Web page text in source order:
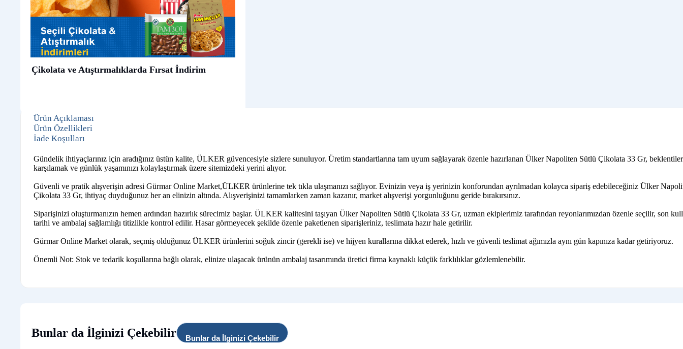
Çikolata ve Atıştırmalıklarda Fırsat İndirim
Ürün Açıklaması
Ürün Özellikleri
İade Koşulları
Gündelik ihtiyaçlarınız için aradığınız üstün kalite, ÜLKER güvencesiyle sizlere sunuluyor. Üretim standartlarına tam uyum sağlayarak özenle hazırlanan Ülker Napoliten Sütlü Çikolata 33 Gr,
karşılamak ve günlük yaşamınızı kolaylaştırmak üzere sitemizdeki yerini alıyor.
Güvenli ve pratik alışverişin adresi Gürmar Online Market,ÜLKER ürünlerine tek tıkla ulaşmanızı sağlıyor. Evinizin veya iş yerinizin konforundan ayrılmadan kolayca sipariş edebileceğiniz Ülker
Çikolata 33 Gr, ihtiyaç duyduğunuz her an elinizin altında. Alışverişinizi tamamlarken zaman kazanır, market alışverişi yorgunluğunu geride bırakırsınız.
Siparişinizi oluşturmanızın hemen ardından hazırlık sürecimiz başlar. ÜLKER kalitesini taşıyan Ülker Napoliten Sütlü Çikolata 33 Gr, uzman ekiplerimiz tarafından reyonlarımızdan özenle seçilir, son
tarihi ve ambalaj sağlamlığı titizlikle kontrol edilir. Hasar görmeyecek şekilde özenle paketlenen siparişleriniz, teslimata hazır hale getirilir.
Gürmar Online Market olarak, seçmiş olduğunuz ÜLKER ürünlerini soğuk zincir (gerekli ise) ve hijyen kurallarına dikkat ederek, hızlı ve güvenli teslimat ağımızla aynı gün kapınıza kadar getiriyoruz.
Önemli Not: Stok ve tedarik koşullarına bağlı olarak, elinize ulaşacak ürünün ambalaj tasarımında üretici firma kaynaklı küçük farklılıklar gözlemlenebilir.
Bunlar da İlginizi Çekebilir Bunlar da İlginizi Çekebilir